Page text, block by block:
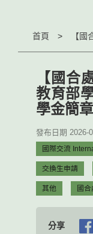
首頁
【國合
教育部
學金簡章
發布日期 2026-
國際交流
交換生申請
其他 國
分享